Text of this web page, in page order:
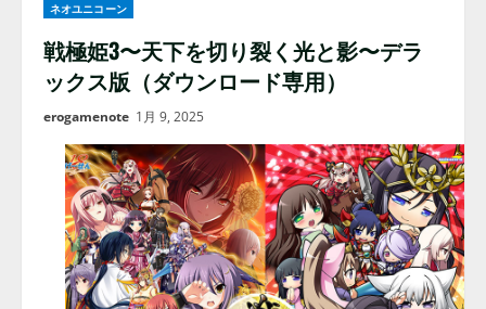
ネオユニコーン
戦極姫3〜天下を切り裂く光と影〜デラ
ックス版（ダウンロード専用）
erogamenote 1月 9, 2025